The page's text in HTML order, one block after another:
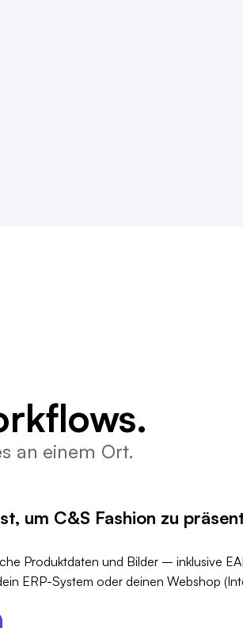
an einem Ort.
um C&S Fashion zu
Produktdaten und Bilder – inklusive
ERP-System oder deinen Webshop